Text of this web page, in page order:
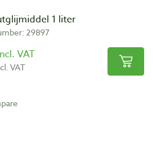
1 liter
29897
VAT
VAT